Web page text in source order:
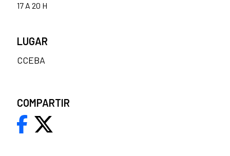
17 A 20 H
LUGAR
CCEBA
COMPARTIR